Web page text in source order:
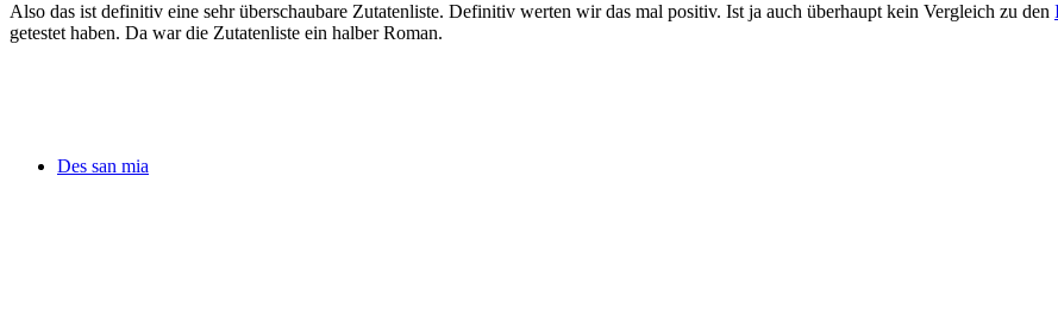
Des san mia
Also das ist definitiv eine sehr überschaubare Zutatenliste. Definitiv werten wir das mal positiv. Ist ja auch überhaupt kein Vergleich zu den
getestet haben. Da war die Zutatenliste ein halber Roman.